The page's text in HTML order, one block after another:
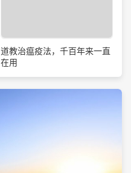
道教治瘟疫法，千百年来一直
在用